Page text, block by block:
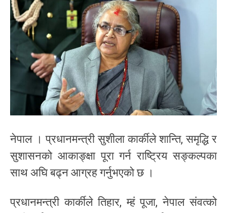
नेपाल । प्रधानमन्त्री सुशीला कार्कीले शान्ति, समृद्धि र
सुशासनको आकाङ्क्षा पूरा गर्न राष्ट्रिय सङ्कल्पका
साथ अघि बढ्न आग्रह गर्नुभएको छ ।
प्रधानमन्त्री कार्कीले तिहार, म्हं पूजा, नेपाल संवत्को